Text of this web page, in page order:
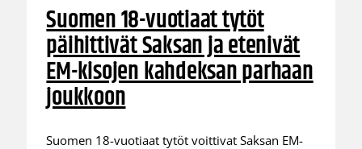
Suomen 18-vuotiaat tytöt
päihittivät Saksan ja etenivät
EM-kisojen kahdeksan parhaan
joukkoon
Suomen 18-vuotiaat tytöt voittivat Saksan EM-